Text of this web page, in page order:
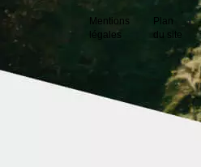
Mentions
légales
Plan
du site